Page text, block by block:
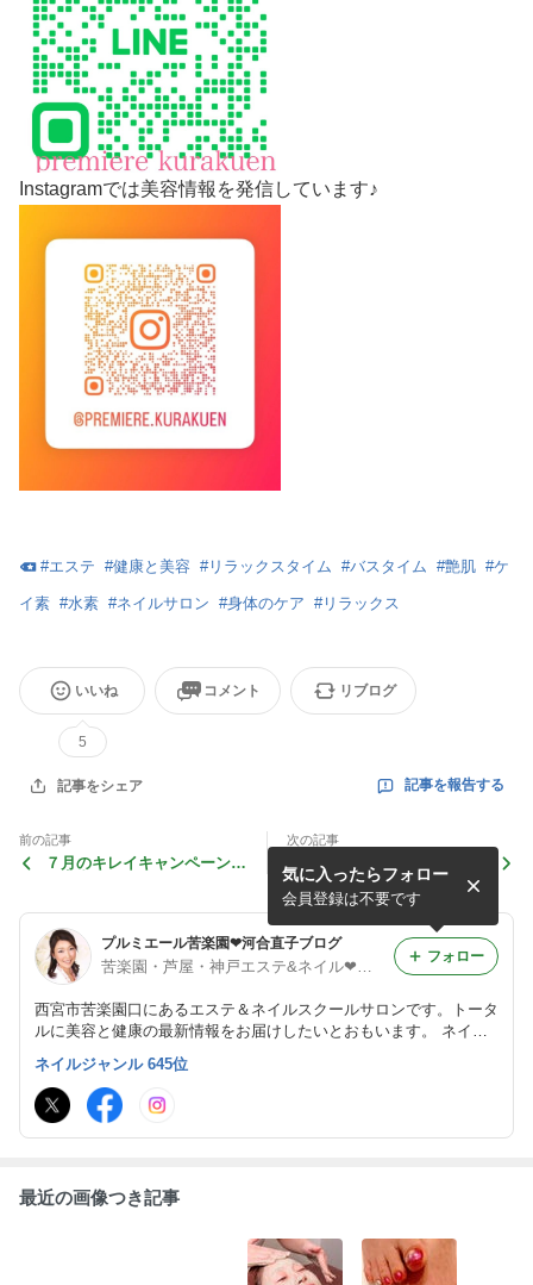
Instagramでは美容情報を発信しています♪
#エステ #健康と美容 #リラックスタイム #バスタイム #艶肌 #ケ
イ素 #水素 #ネイルサロン #身体のケア #リラックス
いいね
5
コメント リブログ
記事をシェア 記事を報告する
前の記事
７月のキレイキャンペーンの
次の記事
苦楽園でブライダルエステを
お探しの方へ♡理想の花嫁姿
をサポートします♪
プルミエール苦楽園❤河合直子ブログ
苦楽園・芦屋・神戸エステ&ネイル❤プルミエール❤河合直子
西宮市苦楽園口にあるエステ＆ネイルスクールサロンです。トータ
ルに美容と健康の最新情報をお届けしたいとおもいます。 ネイル
w.premiere-ethte.jp プルミエールはパワーツリー正規代理店です☆
気に入ったらフォロー
会員登録は不要です
フォロー
ネイルジャンル 645位
最近の画像つき記事